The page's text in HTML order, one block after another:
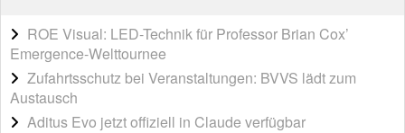
ROE Visual: LED-Technik für Professor Brian Cox’
Emergence-Welttournee
Zufahrtsschutz bei Veranstaltungen: BVVS lädt zum
Austausch
Aditus Evo jetzt offiziell in Claude verfügbar